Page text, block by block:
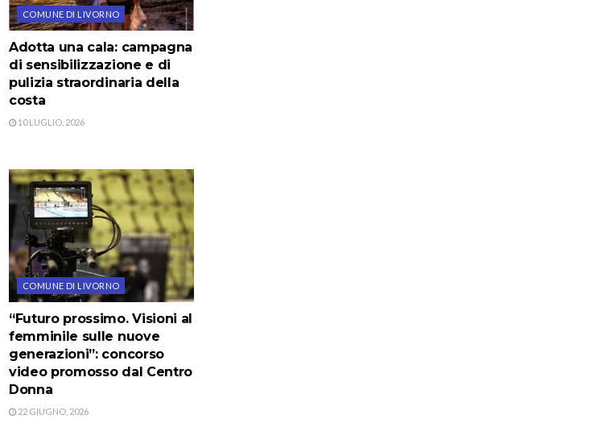
COMUNE DI LIVORNO
Adotta una cala: campagna
di sensibilizzazione e di
pulizia straordinaria della
costa
10 LUGLIO, 2026
COMUNE DI LIVORNO
“Futuro prossimo. Visioni al
femminile sulle nuove
generazioni”: concorso
video promosso dal Centro
Donna
22 GIUGNO, 2026